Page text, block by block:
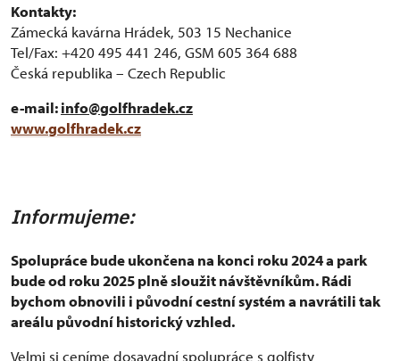
Kontakty:
Zámecká kavárna Hrádek, 503 15 Nechanice
Tel/Fax: +420 495 441 246, GSM 605 364 688
Česká republika – Czech Republic
e-mail:info@golfhradek.cz
www.golfhradek.cz
Informujeme:
Spolupráce bude ukončena na konci roku 2024 a park
bude od roku 2025 plně sloužit návštěvníkům. Rádi
bychom obnovili i původní cestní systém a navrátili tak
areálu původní historický vzhled.
Velmi si ceníme dosavadní spolupráce s golfisty